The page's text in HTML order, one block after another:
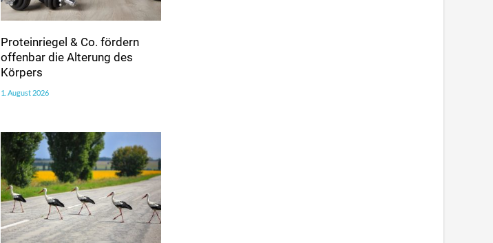
Proteinriegel & Co. fördern
offenbar die Alterung des
Körpers
1. August 2026